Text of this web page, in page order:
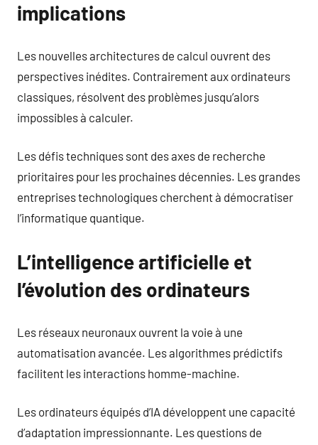
implications
Les nouvelles architectures de calcul ouvrent des
perspectives inédites. Contrairement aux ordinateurs
classiques, résolvent des problèmes jusqu’alors
impossibles à calculer.
Les défis techniques sont des axes de recherche
prioritaires pour les prochaines décennies. Les grandes
entreprises technologiques cherchent à démocratiser
l’informatique quantique.
L’intelligence artificielle et
l’évolution des ordinateurs
Les réseaux neuronaux ouvrent la voie à une
automatisation avancée. Les algorithmes prédictifs
facilitent les interactions homme-machine.
Les ordinateurs équipés d’IA développent une capacité
d’adaptation impressionnante. Les questions de